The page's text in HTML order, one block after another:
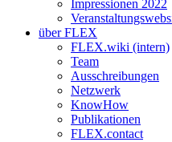
Impressionen 2022
über FLEX
FLEX.wiki (intern)
Team
Ausschreibungen
Netzwerk
KnowHow
Publikationen
FLEX.contact